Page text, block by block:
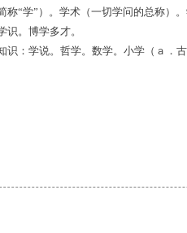
称“学”）。学术（一切学问的总称）
识。博学多才。
识：学说。哲学。数学。小学（ａ．